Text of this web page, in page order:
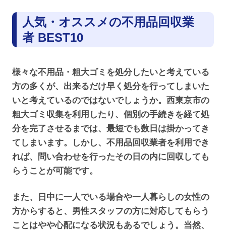
人気・オススメの不用品回収業
者 BEST10
様々な不用品・粗大ゴミを処分したいと考えている
方の多くが、出来るだけ早く処分を行ってしまいた
いと考えているのではないでしょうか。西東京市の
粗大ゴミ収集を利用したり、個別の手続きを経て処
分を完了させるまでは、最短でも数日は掛かってき
てしまいます。しかし、不用品回収業者を利用でき
れば、問い合わせを行ったその日の内に回収しても
らうことが可能です。
また、日中に一人でいる場合や一人暮らしの女性の
方からすると、男性スタッフの方に対応してもらう
ことはやや心配になる状況もあるでしょう。当然、